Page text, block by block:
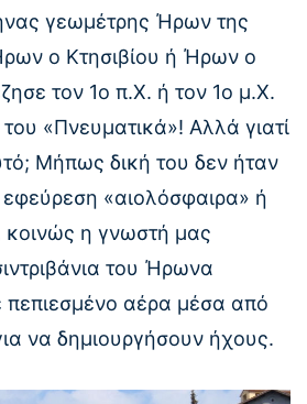
γεωμέτρης Ήρων της
ο Κτησιβίου ή Ήρων ο
τον 1ο π.Χ. ή τον 1ο μ.Χ.
«Πνευματικά»! Αλλά γιατί
Μήπως δική του δεν ήταν
εφεύρεση «αιολόσφαιρα» ή
κοινώς η γνωστή μας
του Ήρωνα
πεπιεσμένο αέρα μέσα από
να δημιουργήσουν ήχους.